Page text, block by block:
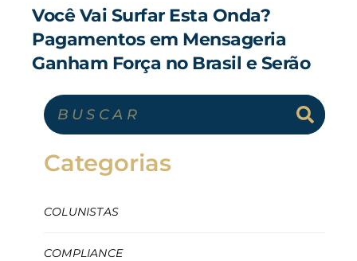
Você Vai Surfar Esta Onda?
Pagamentos em Mensageria
Ganham Força no Brasil e Serão
Pay 2025
Categorias
COLUNISTAS
COMPLIANCE